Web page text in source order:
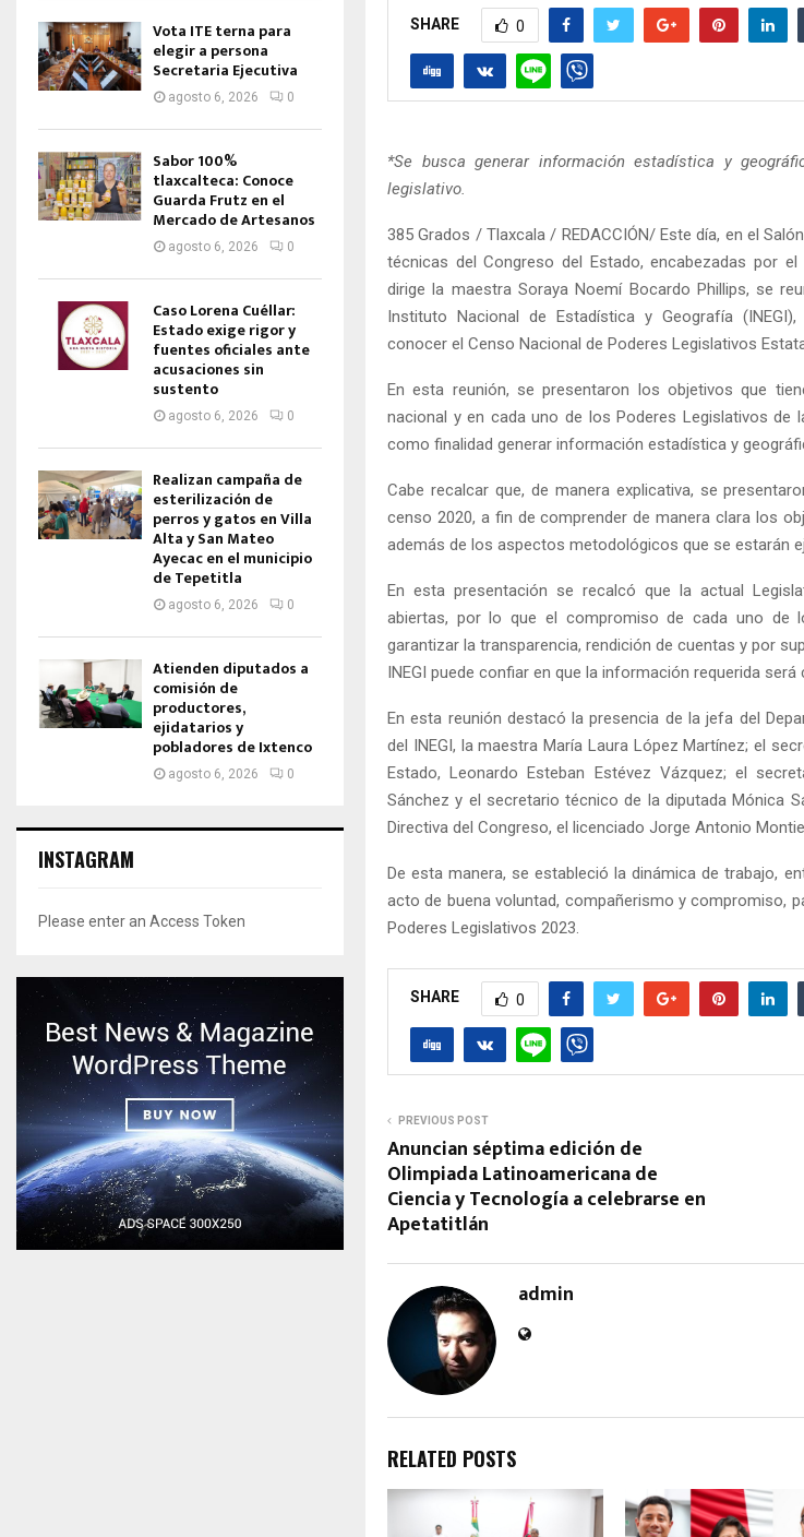
SHARE 0
*Se busca generar información estadística y
legislativo.
385 Grados / Tlaxcala / REDACCIÓN/ Este día, en el
técnicas del Congreso del Estado, encabezadas por
dirige la maestra Soraya Noemí Bocardo Phillips, se
Instituto Nacional de Estadística y Geografía
conocer el Censo Nacional de Poderes Legislativos
En esta reunión, se presentaron los objetivos que
nacional y en cada uno de los Poderes Legislativos de
como finalidad generar información estadística y
Cabe recalcar que, de manera explicativa, se
censo 2020, a fin de comprender de manera clara los
además de los aspectos metodológicos que se estarán
En esta presentación se recalcó que la actual
abiertas, por lo que el compromiso de cada uno de
garantizar la transparencia, rendición de cuentas y por
INEGI puede confiar en que la información requerida será
En esta reunión destacó la presencia de la jefa del
del INEGI, la maestra María Laura López Martínez; el
Estado, Leonardo Esteban Estévez Vázquez; el
Sánchez y el secretario técnico de la diputada Mónica
Directiva del Congreso, el licenciado Jorge Antonio
De esta manera, se estableció la dinámica de trabajo,
acto de buena voluntad, compañerismo y compromiso,
Poderes Legislativos 2023.
SHARE 0
PREVIOUS POST
Anuncian séptima edición de
Olimpiada Latinoamericana de
Ciencia y Tecnología a celebrarse en
Apetatitlán
admin
RELATED POSTS
Vota ITE terna para
elegir a persona
Secretaria Ejecutiva
agosto 6, 2026 0
Sabor 100%
tlaxcalteca: Conoce
Guarda Frutz en el
Mercado de Artesanos
agosto 6, 2026 0
Caso Lorena Cuéllar:
Estado exige rigor y
fuentes oficiales ante
acusaciones sin
sustento
agosto 6, 2026 0
Realizan campaña de
esterilización de
perros y gatos en Villa
Alta y San Mateo
Ayecac en el municipio
de Tepetitla
agosto 6, 2026 0
Atienden diputados a
comisión de
productores,
ejidatarios y
pobladores de Ixtenco
agosto 6, 2026 0
INSTAGRAM
Please enter an Access Token
Reply